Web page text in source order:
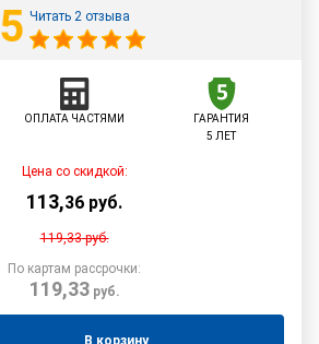
5 Читать 2 отзыва
ОПЛАТА ЧАСТЯМИ
ГАРАНТИЯ
5 ЛЕТ
Цена со скидкой:
113,36 руб.
119,33руб.
По картам рассрочки:
119,33руб.
В корзину